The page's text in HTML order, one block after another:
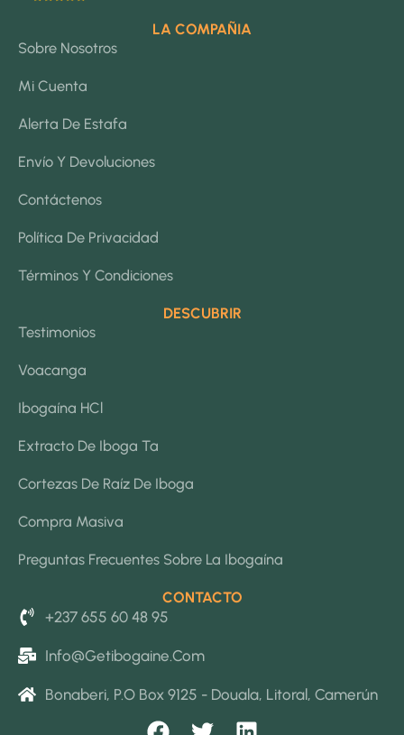
LA COMPAÑIA
Sobre Nosotros
Mi Cuenta
Alerta De Estafa
Envío Y Devoluciones
Contáctenos
Política De Privacidad
Términos Y Condiciones
DESCUBRIR
Testimonios
Voacanga
Ibogaína HCl
Extracto De Iboga Ta
Cortezas De Raíz De Iboga
Compra Masiva
Preguntas Frecuentes Sobre La Ibogaína
CONTACTO
+237 655 60 48 95
Info@getibogaine.com
Bonaberi, P.O Box 9125 - Douala, Litoral, Camerún